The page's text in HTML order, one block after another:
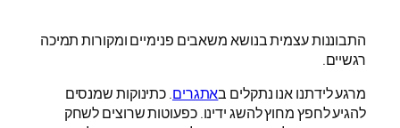
התבוננות עצמית בנושא משאבים פנימיים ומקורות תמיכה
רגשיים.
מרגע לידתנו אנו נתקלים באתגרים. כתינוקות שמנסים
להגיע לחפץ מחוץ להשג ידינו. כפעוטות שרוצים לשחק